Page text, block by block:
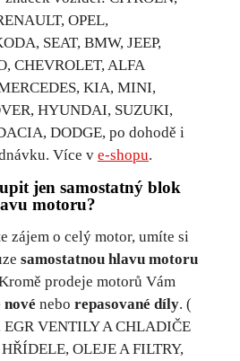
OPEL,
SEAT, BMW, JEEP,
CHEVROLET, ALFA
KIA, MINI,
HYUNDAI, SUZUKI,
DODGE, po dohodě i
Více v e-shopu.
jen samostatný blok
motoru?
zájem o celý motor, umíte si
samostatnou hlavu motoru
prodeje motorů Vám
nebo repasované díly. (
VENTILY A CHLADIČE
OLEJE A FILTRY,